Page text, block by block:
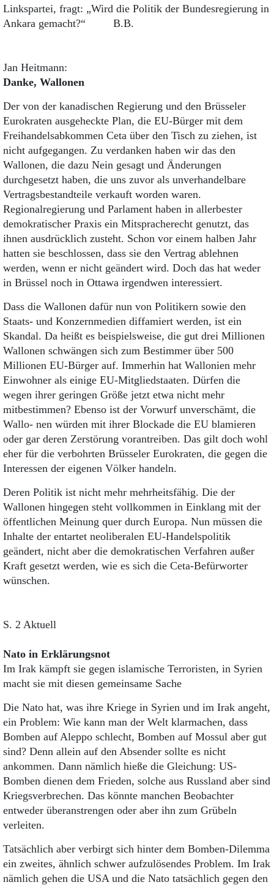
Linkspartei, fragt: „Wird die Politik der Bundesregierung in
Ankara gemacht?“ B.B.
Jan Heitmann:
Danke, Wallonen
Der von der kanadischen Regierung und den Brüsseler
Eurokraten ausgeheckte Plan, die EU-Bürger mit dem
Freihandelsabkommen Ceta über den Tisch zu ziehen, ist
nicht aufgegangen. Zu verdanken haben wir das den
Wallonen, die dazu Nein gesagt und Änderungen
durchgesetzt haben, die uns zuvor als unverhandelbare
Vertragsbestandteile verkauft worden waren.
Regionalregierung und Parlament haben in allerbester
demokratischer Praxis ein Mitspracherecht genutzt, das
ihnen ausdrücklich zusteht. Schon vor einem halben Jahr
hatten sie beschlossen, dass sie den Vertrag ablehnen
werden, wenn er nicht geändert wird. Doch das hat weder
in Brüssel noch in Ottawa irgendwen interessiert.
Dass die Wallonen dafür nun von Politikern sowie den
Staats- und Konzernmedien diffamiert werden, ist ein
Skandal. Da heißt es beispielsweise, die gut drei Millionen
Wallonen schwängen sich zum Bestimmer über 500
Millionen EU-Bürger auf. Immerhin hat Wallonien mehr
Einwohner als einige EU-Mitgliedstaaten. Dürfen die
wegen ihrer geringen Größe jetzt etwa nicht mehr
mitbestimmen? Ebenso ist der Vorwurf unverschämt, die
Wallo- nen würden mit ihrer Blockade die EU blamieren
oder gar deren Zerstörung vorantreiben. Das gilt doch wohl
eher für die verbohrten Brüsseler Eurokraten, die gegen die
Interessen der eigenen Völker handeln.
Deren Politik ist nicht mehr mehrheitsfähig. Die der
Wallonen hingegen steht vollkommen in Einklang mit der
öffentlichen Meinung quer durch Europa. Nun müssen die
Inhalte der entartet neoliberalen EU-Handelspolitik
geändert, nicht aber die demokratischen Verfahren außer
Kraft gesetzt werden, wie es sich die Ceta-Befürworter
wünschen.
S. 2 Aktuell
Nato in Erklärungsnot
Im Irak kämpft sie gegen islamische Terroristen, in Syrien
macht sie mit diesen gemeinsame Sache
Die Nato hat, was ihre Kriege in Syrien und im Irak angeht,
ein Problem: Wie kann man der Welt klarmachen, dass
Bomben auf Aleppo schlecht, Bomben auf Mossul aber gut
sind? Denn allein auf den Absender sollte es nicht
ankommen. Dann nämlich hieße die Gleichung: US-
Bomben dienen dem Frieden, solche aus Russland aber sind
Kriegsverbrechen. Das könnte manchen Beobachter
entweder überanstrengen oder aber ihn zum Grübeln
verleiten.
Tatsächlich aber verbirgt sich hinter dem Bomben-Dilemma
ein zweites, ähnlich schwer aufzulösendes Problem. Im Irak
nämlich gehen die USA und die Nato tatsächlich gegen den